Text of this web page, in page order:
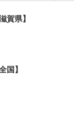
賀県】
】